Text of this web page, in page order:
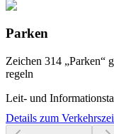
Parken
Zeichen 314 „Parken“
regeln
Leit- und
Details zum